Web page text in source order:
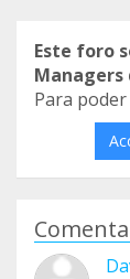
Este foro
Managers
Para